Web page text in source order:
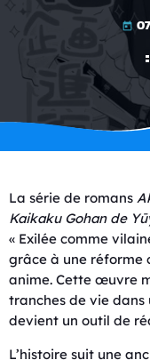
today
La série de romans
Kaikaku Gohan de
« Exilée comme
grâce à une réforme
anime. Cette œuvre
tranches de vie
devient un outil de
L’histoire suit une